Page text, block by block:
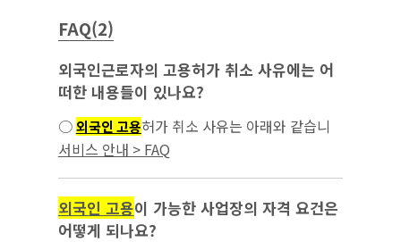
FAQ(2)
외국인근로자의 고용허가 취소 사유에는 어
떠한 내용들이 있나요?
○외국인 고용허가 취소 사유는 아래와 같습니
다. - 거짓 그 밖의 부정한 방법으로 고용허가나
서비스 안내 > FAQ
외국인 고용이 가능한 사업장의 자격 요건은
어떻게 되나요?